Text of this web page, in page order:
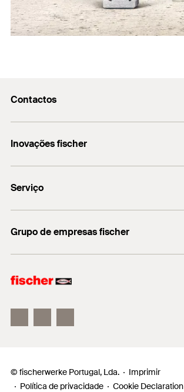
Contactos
+351 218 954 180
Inovações fischer
Serviço
Informação
Grupo de empresas fischer
fischertechnik
© fischerwerke Portugal, Lda.
Imprimir
Política de privacidade
Cookie Declaration